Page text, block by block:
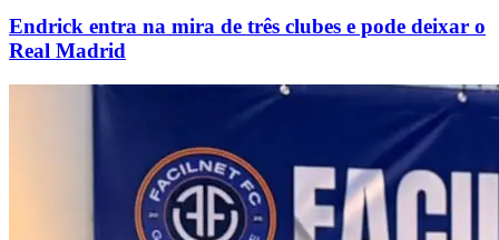
Endrick entra na mira de três clubes e pode deixar o
Real Madrid